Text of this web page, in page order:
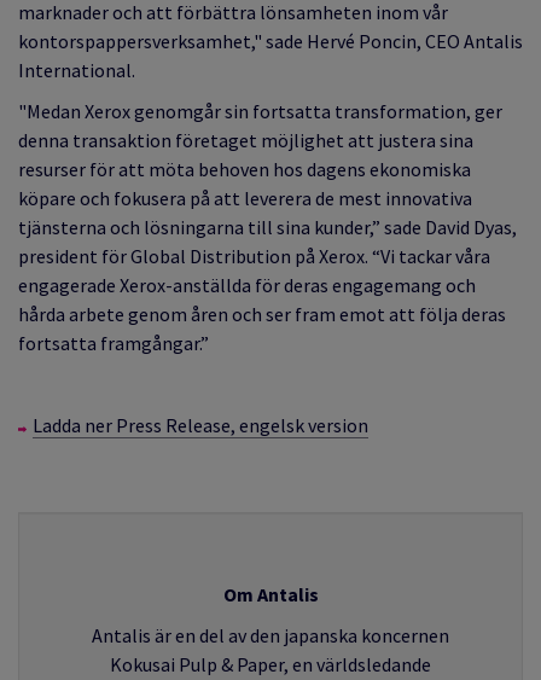
marknader och att förbättra lönsamheten inom vår
kontorspappersverksamhet," sade Hervé Poncin, CEO Antalis
International.
"Medan Xerox genomgår sin fortsatta transformation, ger
denna transaktion företaget möjlighet att justera sina
resurser för att möta behoven hos dagens ekonomiska
köpare och fokusera på att leverera de mest innovativa
tjänsterna och lösningarna till sina kunder,” sade David Dyas,
president för Global Distribution på Xerox. “Vi tackar våra
engagerade Xerox-anställda för deras engagemang och
hårda arbete genom åren och ser fram emot att följa deras
fortsatta framgångar.”
Ladda ner Press Release, engelsk version
Om Antalis
Antalis är en del av den japanska koncernen
Kokusai Pulp & Paper, en världsledande